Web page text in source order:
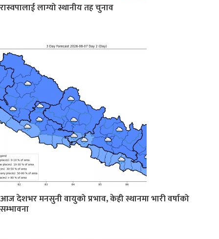
रास्वपालाई लाग्यो स्थानीय तह चुनाव
आज देशभर मनसुनी वायुको प्रभाव, केही स्थानमा भारी वर्षाको
सम्भावना